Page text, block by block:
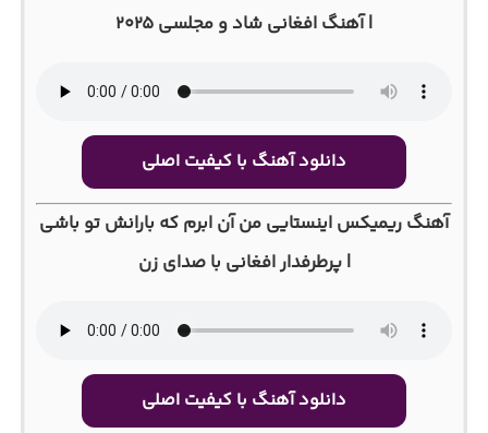
| آهنگ افغانی شاد و مجلسی ۲۰۲۵
دانلود آهنگ با کیفیت اصلی
آهنگ ریمیکس اینستایی من آن ابرم که بارانش تو باشی
| پرطرفدار افغانی با صدای زن
دانلود آهنگ با کیفیت اصلی